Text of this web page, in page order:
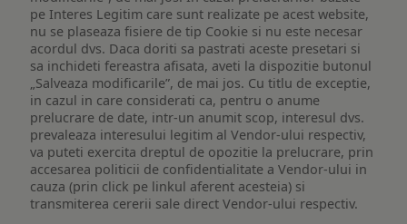
pe Interes Legitim care sunt realizate pe acest website,
nu se plaseaza fisiere de tip Cookie si nu este necesar
acordul dvs. Daca doriti sa pastrati aceste presetari si
sa inchideti fereastra afisata, aveti la dispozitie butonul
„Salveaza modificarile”, de mai jos. Cu titlu de exceptie,
in cazul in care considerati ca, pentru o anume
prelucrare de date, intr-un anumit scop, interesul dvs.
prevaleaza interesului legitim al Vendor-ului respectiv,
va puteti exercita dreptul de opozitie la prelucrare, prin
accesarea politicii de confidentialitate a Vendor-ului in
cauza (prin click pe linkul aferent acesteia) si
transmiterea cererii sale direct Vendor-ului respectiv.